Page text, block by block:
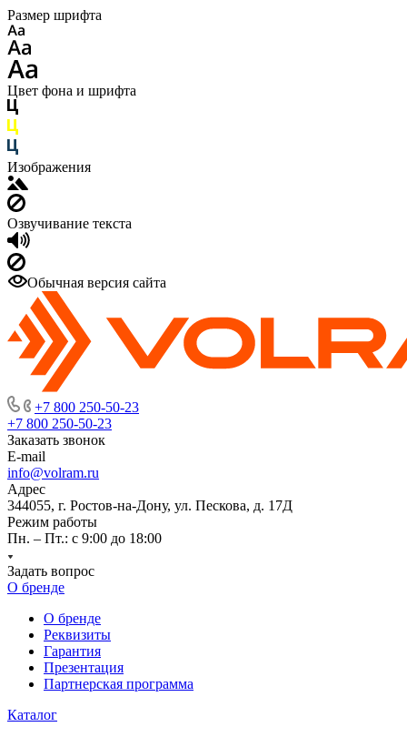
Размер шрифта
Цвет фона и шрифта
Изображения
Озвучивание текста
Обычная версия сайта
+7 800 250-50-23
+7 800 250-50-23
Заказать звонок
E-mail
info@volram.ru
Адрес
344055, г. Ростов-на-Дону, ул. Пескова, д. 17Д
Режим работы
Пн. – Пт.: с 9:00 до 18:00
Задать вопрос
О бренде
О бренде
Реквизиты
Гарантия
Презентация
Партнерская программа
Каталог